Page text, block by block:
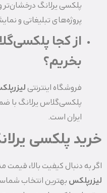
پلکسی یرلانگ درخشان‌تر
پروژه‌های تبلیغاتی و
از کجا
بخریم؟
فروشگاه اینترنتی
پلکسی‌گلاس یرلانگ با
ایران است.
خرید پلکسی‌
اگر به دنبال کیفیت بالا،
لیزرپلکس بهترین انتخاب